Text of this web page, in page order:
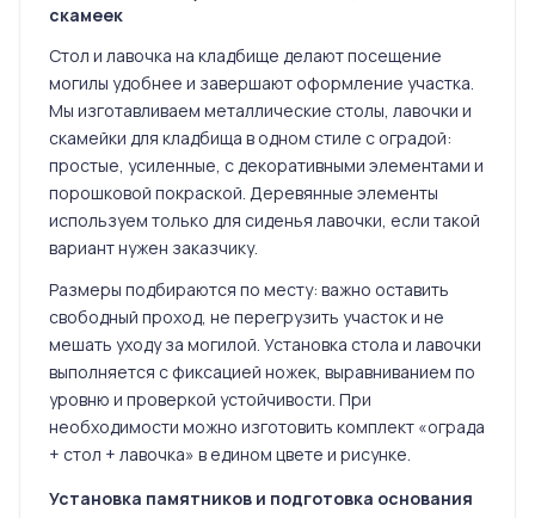
скамеек
Стол и лавочка на кладбище делают посещение
могилы удобнее и завершают оформление участка.
Мы изготавливаем металлические столы, лавочки и
скамейки для кладбища в одном стиле с оградой:
простые, усиленные, с декоративными элементами и
порошковой покраской. Деревянные элементы
используем только для сиденья лавочки, если такой
вариант нужен заказчику.
Размеры подбираются по месту: важно оставить
свободный проход, не перегрузить участок и не
мешать уходу за могилой. Установка стола и лавочки
выполняется с фиксацией ножек, выравниванием по
уровню и проверкой устойчивости. При
необходимости можно изготовить комплект «ограда
+ стол + лавочка» в едином цвете и рисунке.
Установка памятников и подготовка основания